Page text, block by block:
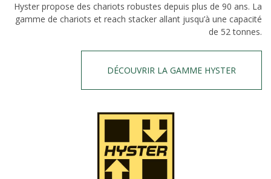
Hyster propose des chariots robustes depuis plus de 90 ans. La
gamme de chariots et reach stacker allant jusqu’à une capacité
de 52 tonnes.
DÉCOUVRIR LA GAMME HYSTER